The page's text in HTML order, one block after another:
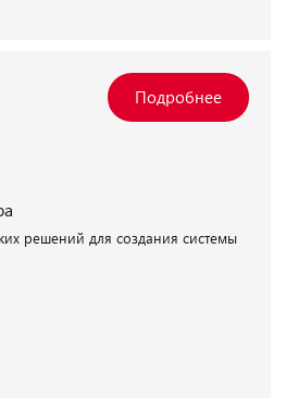
решений для создания системы